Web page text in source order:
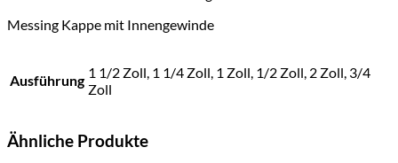
Messing Kappe mit Innengewinde
Ausführung 1 1/2 Zoll, 1 1/4 Zoll, 1 Zoll, 1/2 Zoll, 2 Zoll, 3/4
Zoll
Ähnliche Produkte